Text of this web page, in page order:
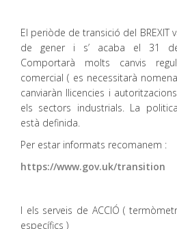
El periòde de transició del BREXIT
de gener i s’ acaba el 31
Comportarà molts canvis
comercial ( es necessitarà
canviaràn llicencies i
els sectors industrials. La
està definida.
Per estar informats recomanem :
https://www.gov.uk/transition
I els serveis de ACCIÓ (
específics )